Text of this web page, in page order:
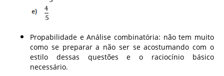
Propabilidade e Análise combinatória: não tem muito
como se preparar a não ser se acostumando com o
estilo dessas questões e o raciocínio básico
necessário.